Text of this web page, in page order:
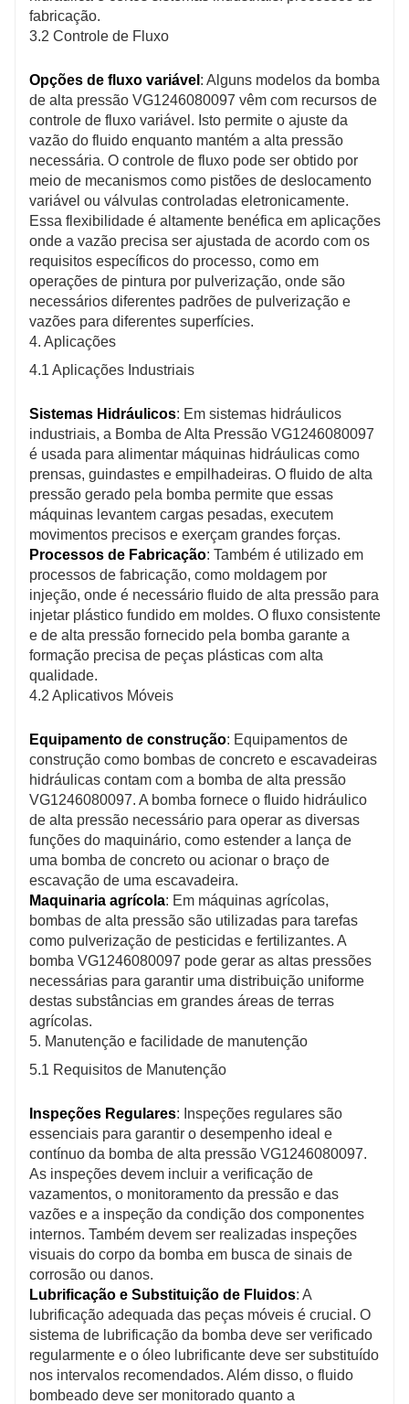
fabricação.
3.2 Controle de Fluxo
Opções de fluxo variável : Alguns modelos da bomba
de alta pressão VG1246080097 vêm com recursos de
controle de fluxo variável. Isto permite o ajuste da
vazão do fluido enquanto mantém a alta pressão
necessária. O controle de fluxo pode ser obtido por
meio de mecanismos como pistões de deslocamento
variável ou válvulas controladas eletronicamente.
Essa flexibilidade é altamente benéfica em aplicações
onde a vazão precisa ser ajustada de acordo com os
requisitos específicos do processo, como em
operações de pintura por pulverização, onde são
necessários diferentes padrões de pulverização e
vazões para diferentes superfícies.
4. Aplicações
4.1 Aplicações Industriais
Sistemas Hidráulicos: Em sistemas hidráulicos
industriais, a Bomba de Alta Pressão VG1246080097
é usada para alimentar máquinas hidráulicas como
prensas, guindastes e empilhadeiras. O fluido de alta
pressão gerado pela bomba permite que essas
máquinas levantem cargas pesadas, executem
movimentos precisos e exerçam grandes forças.
Processos de Fabricação: Também é utilizado em
processos de fabricação, como moldagem por
injeção, onde é necessário fluido de alta pressão para
injetar plástico fundido em moldes. O fluxo consistente
e de alta pressão fornecido pela bomba garante a
formação precisa de peças plásticas com alta
qualidade.
4.2 Aplicativos Móveis
Equipamento de construção: Equipamentos de
construção como bombas de concreto e escavadeiras
hidráulicas contam com a bomba de alta pressão
VG1246080097. A bomba fornece o fluido hidráulico
de alta pressão necessário para operar as diversas
funções do maquinário, como estender a lança de
uma bomba de concreto ou acionar o braço de
escavação de uma escavadeira.
Maquinaria agrícola: Em máquinas agrícolas,
bombas de alta pressão são utilizadas para tarefas
como pulverização de pesticidas e fertilizantes. A
bomba VG1246080097 pode gerar as altas pressões
necessárias para garantir uma distribuição uniforme
destas substâncias em grandes áreas de terras
agrícolas.
5. Manutenção e facilidade de manutenção
5.1 Requisitos de Manutenção
Inspeções Regulares: Inspeções regulares são
essenciais para garantir o desempenho ideal e
contínuo da bomba de alta pressão VG1246080097.
As inspeções devem incluir a verificação de
vazamentos, o monitoramento da pressão e das
vazões e a inspeção da condição dos componentes
internos. Também devem ser realizadas inspeções
visuais do corpo da bomba em busca de sinais de
corrosão ou danos.
Lubrificação e Substituição de Fluidos: A
lubrificação adequada das peças móveis é crucial. O
sistema de lubrificação da bomba deve ser verificado
regularmente e o óleo lubrificante deve ser substituído
nos intervalos recomendados. Além disso, o fluido
bombeado deve ser monitorado quanto a